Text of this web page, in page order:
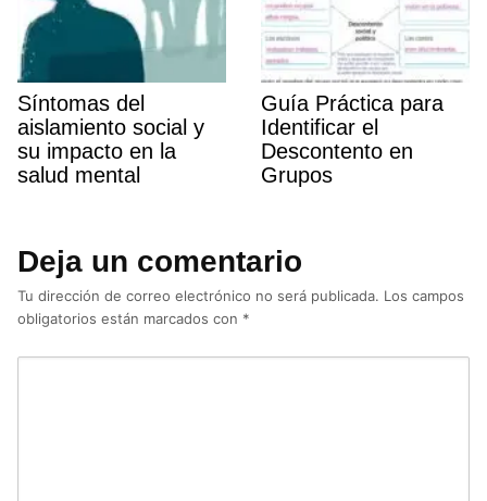
Sí­ntomas del
aislamiento social y
su impacto en la
salud mental
Guí­a Práctica para
Identificar el
Descontento en
Grupos
Deja un comentario
Tu dirección de correo electrónico no será publicada. Los campos
obligatorios están marcados con *